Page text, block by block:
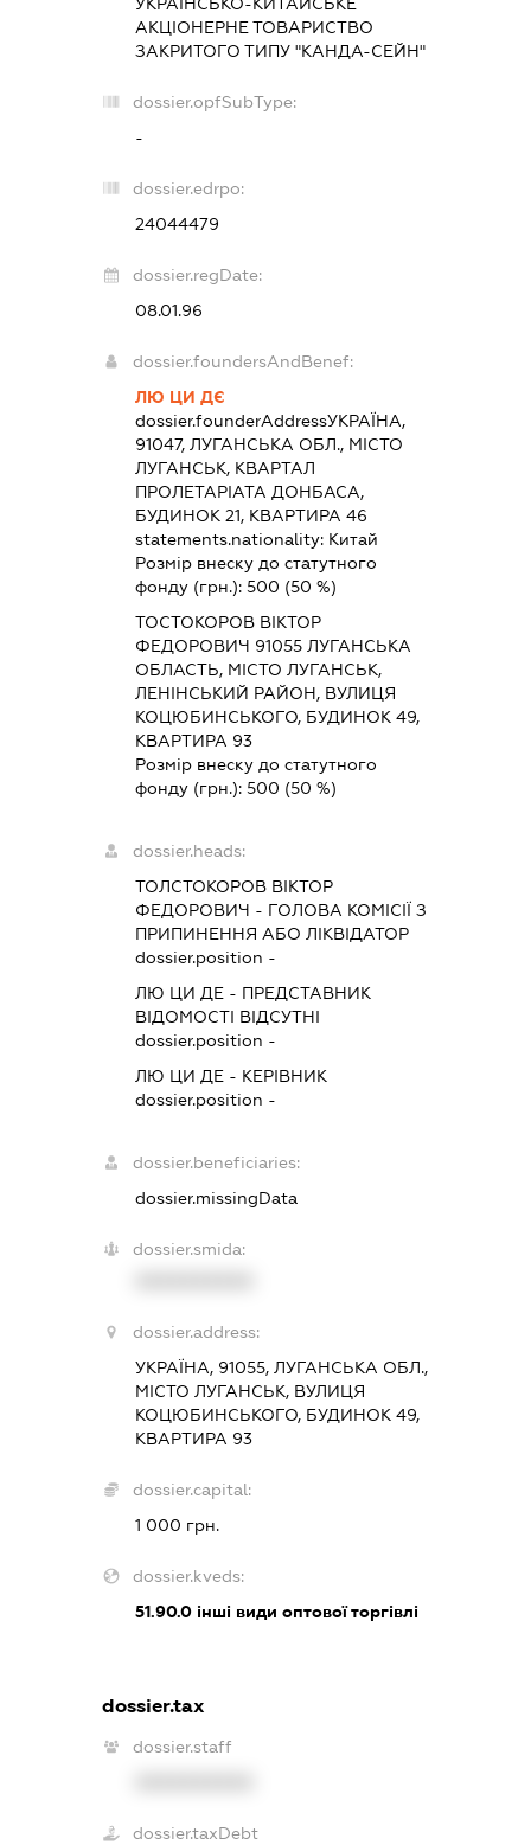
УКРАЇНСЬКО-КИТАЙСЬКЕ
АКЦІОНЕРНЕ ТОВАРИСТВО
ЗАКРИТОГО ТИПУ "КАНДА-СЕЙН"
dossier.opfSubType:
-
dossier.edrpo:
24044479
dossier.regDate:
08.01.96
dossier.foundersAndBenef:
ЛЮ ЦИ ДЄ
dossier.founderAddressУКРАЇНА,
91047, ЛУГАНСЬКА ОБЛ., МІСТО
ЛУГАНСЬК, КВАРТАЛ
ПРОЛЕТАРІАТА ДОНБАСА,
БУДИНОК 21, КВАРТИРА 46
statements.nationality: Китай
Розмір внеску до статутного
фонду (грн.):500 (50 %)
ТОСТОКОРОВ ВІКТОР
ФЕДОРОВИЧ 91055 ЛУГАНСЬКА
ОБЛАСТЬ, МІСТО ЛУГАНСЬК,
ЛЕНІНСЬКИЙ РАЙОН, ВУЛИЦЯ
КОЦЮБИНСЬКОГО, БУДИНОК 49,
КВАРТИРА 93
Розмір внеску до статутного
фонду (грн.):500 (50 %)
dossier.heads:
ТОЛСТОКОРОВ ВІКТОР
ФЕДОРОВИЧ - ГОЛОВА КОМІСІЇ З
ПРИПИНЕННЯ АБО ЛІКВІДАТОР
dossier.position -
ЛЮ ЦИ ДЕ - ПРЕДСТАВНИК
ВІДОМОСТІ ВІДСУТНІ
dossier.position -
ЛЮ ЦИ ДЕ - КЕРІВНИК
dossier.position -
dossier.beneficiaries:
dossier.missingData
dossier.smida:
dossier.address:
УКРАЇНА, 91055, ЛУГАНСЬКА ОБЛ.,
МІСТО ЛУГАНСЬК, ВУЛИЦЯ
КОЦЮБИНСЬКОГО, БУДИНОК 49,
КВАРТИРА 93
dossier.capital:
1 000 грн.
dossier.kveds:
51.90.0 інші види оптової торгівлі
dossier.tax
dossier.staff
dossier.taxDebt